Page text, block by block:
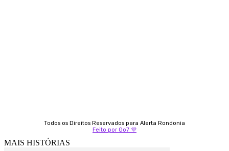
Todos os Direitos Reservados para Alerta Rondonia
Feito por Go7 💜
MAIS HISTÓRIAS